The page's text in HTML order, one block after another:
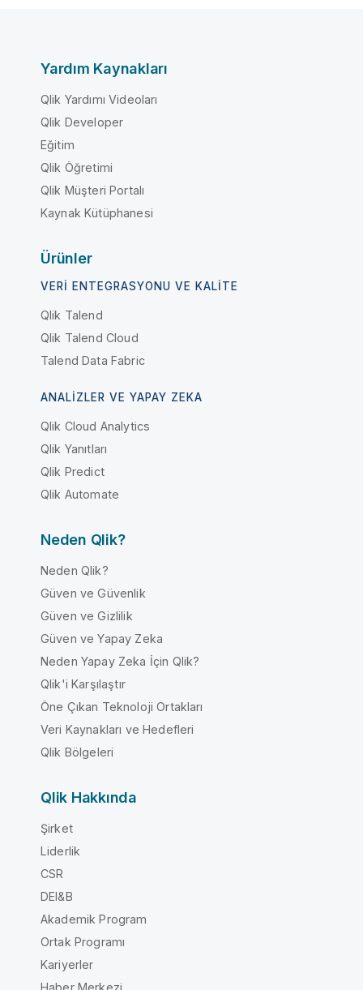
Yardım Kaynakları
Qlik Yardımı Videoları
Qlik Developer
Eğitim
Qlik Öğretimi
Qlik Müşteri Portalı
Kaynak Kütüphanesi
Ürünler
VERI ENTEGRASYONU VE KALITE
Qlik Talend
Qlik Talend Cloud
Talend Data Fabric
ANALIZLER VE YAPAY ZEKA
Qlik Cloud Analytics
Qlik Yanıtları
Qlik Predict
Qlik Automate
Neden Qlik?
Neden Qlik?
Güven ve Güvenlik
Güven ve Gizlilik
Güven ve Yapay Zeka
Neden Yapay Zeka İçin Qlik?
Qlik'i Karşılaştır
Öne Çıkan Teknoloji Ortakları
Veri Kaynakları ve Hedefleri
Qlik Bölgeleri
Qlik Hakkında
Şirket
Liderlik
CSR
DEI&B
Akademik Program
Ortak Programı
Kariyerler
Haber Merkezi